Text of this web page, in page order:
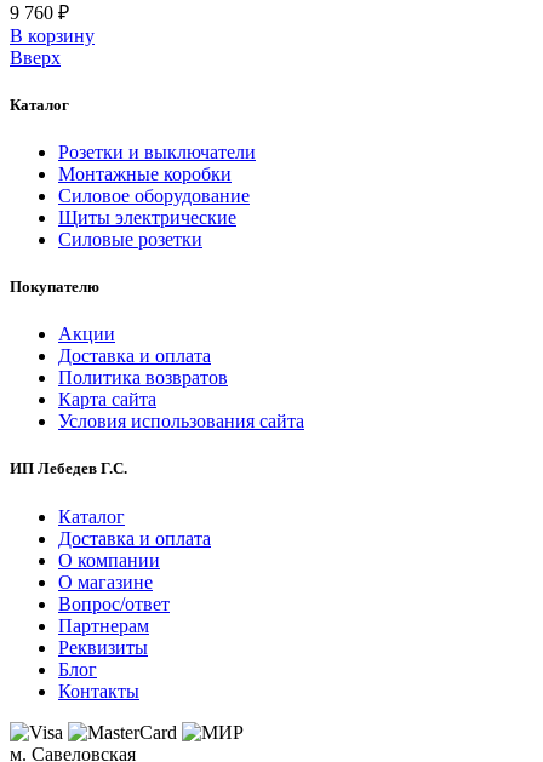
9 760 ₽
В корзинy
Вверх
Каталог
Розетки и выключатели
Монтажные коробки
Силовое оборудование
Щиты электрические
Силовые розетки
Покупателю
Акции
Доставка и оплата
Политика возвратов
Карта сайта
Условия использования сайта
ИП Лебедев Г.С.
Каталог
Доставка и оплата
О компании
О магазине
Вопрос/ответ
Партнерам
Реквизиты
Блог
Контакты
м. Савеловская